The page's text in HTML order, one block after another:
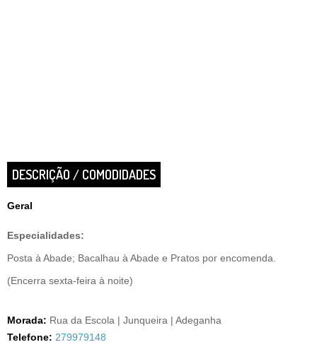
DESCRIÇÃO / COMODIDADES
Geral
Especialidades:
Posta à Abade; Bacalhau à Abade e Pratos por encomenda.
(Encerra sexta-feira à noite)
Morada: Rua da Escola | Junqueira | Adeganha
Telefone: 279979148